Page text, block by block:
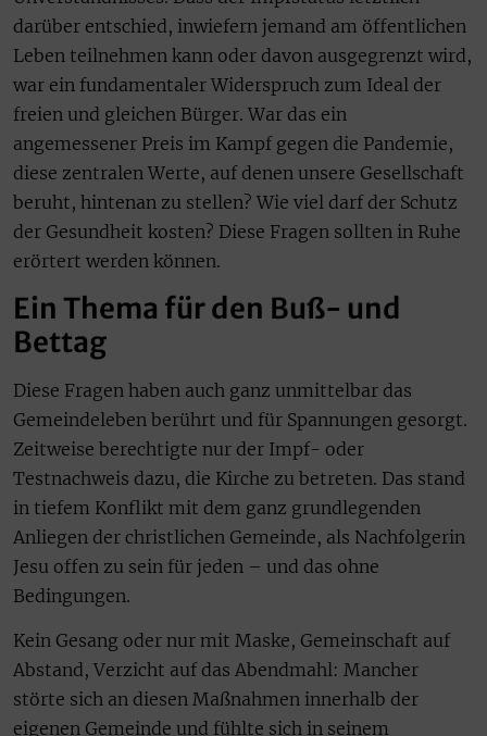
darüber entschied, inwiefern jemand am öffentlichen
Leben teilnehmen kann oder davon ausgegrenzt wird,
war ein fundamentaler Widerspruch zum Ideal der
freien und gleichen Bürger. War das ein
angemessener Preis im Kampf gegen die Pandemie,
diese zentralen Werte, auf denen unsere Gesellschaft
beruht, hintenan zu stellen? Wie viel darf der Schutz
der Gesundheit kosten? Diese Fragen sollten in Ruhe
erörtert werden können.
Ein Thema für den Buß- und
Bettag
Diese Fragen haben auch ganz unmittelbar das
Gemeindeleben berührt und für Spannungen gesorgt.
Zeitweise berechtigte nur der Impf- oder
Testnachweis dazu, die Kirche zu betreten. Das stand
in tiefem Konflikt mit dem ganz grundlegenden
Anliegen der christlichen Gemeinde, als Nachfolgerin
Jesu offen zu sein für jeden – und das ohne
Bedingungen.
Kein Gesang oder nur mit Maske, Gemeinschaft auf
Abstand, Verzicht auf das Abendmahl: Mancher
störte sich an diesen Maßnahmen innerhalb der
eigenen Gemeinde und fühlte sich in seinem